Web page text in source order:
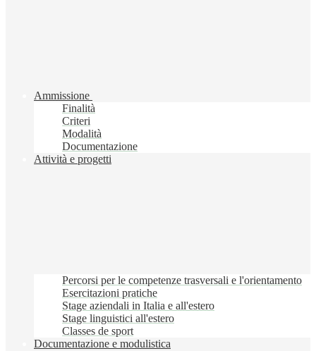
Ammissione
Finalità
Criteri
Modalità
Documentazione
Attività e progetti
Percorsi per le competenze trasversali e l'orientamento
Esercitazioni pratiche
Stage aziendali in Italia e all'estero
Stage linguistici all'estero
Classes de sport
Documentazione e modulistica